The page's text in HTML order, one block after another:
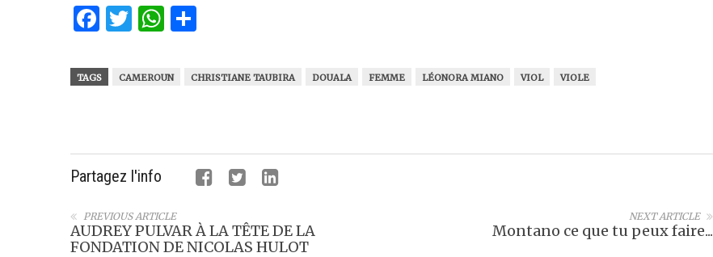
Facebook
Twitter
WhatsApp
TAGS CAMEROUN CHRISTIANE TAUBIRA DOUALA FEMME LÉONORA MIANO VIOL VIOLE
Partagez l'info
NEXT ARTICLE
Montano ce que tu peux faire...
PREVIOUS ARTICLE
AUDREY PULVAR À LA TÊTE DE LA
FONDATION DE NICOLAS HULOT